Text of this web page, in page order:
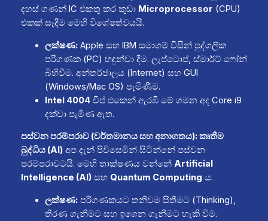
දහස් ගණන් IC එකතු කර කුඩා Microprocessor (CPU)
එකක් සෑදීම මෙහි විශේෂත්වයයි.
ලක්ෂණ:Apple සහ IBM සමාගම් විසින් පුද්ගලික
පරිගණක (PC) හඳුන්වා දීම. ලැප්ටොප්, ස්මාර්ට් ෆෝන්
බිහිවීම. අන්තර්ජාලය (Internet) සහ GUI
(Windows/Mac OS) පැමිණීම.
Intel 4004චිප් එකෙන් ඇරඹි මේ ගමන අද Core i9
දක්වා පැමිණ ඇත.
පස්වන පරම්පරාව (වර්තමානය සහ අනාගතය): කෘතීම
බුද්ධිය (AI)අප දැන් පිවිසෙමින් සිටින්නේ පස්වන
පරම්පරාවටයි. මෙහි තාක්ෂණය වන්නේ Artificial
Intelligence (AI)සහ Quantum Computing ය.
ලක්ෂණ:පරිගණකයට තනිවම සිතීමට (Thinking),
තීරණ ගැනීමට සහ ඉගෙන ගැනීමට හැකි වීම.